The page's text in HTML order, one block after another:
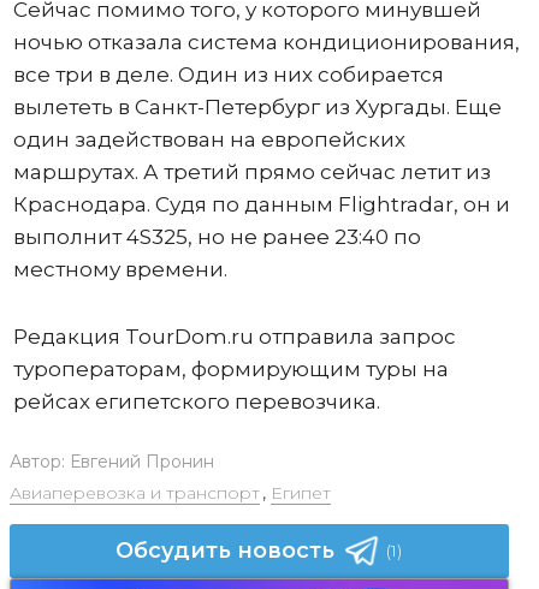
Сейчас помимо того, у которого минувшей
ночью отказала система кондиционирования,
все три в деле. Один из них собирается
вылететь в Санкт-Петербург из Хургады. Еще
один задействован на европейских
маршрутах. А третий прямо сейчас летит из
Краснодара. Судя по данным Flightradar, он и
выполнит 4S325, но не ранее 23:40 по
местному времени.
Редакция TourDom.ru отправила запрос
туроператорам, формирующим туры на
рейсах египетского перевозчика.
Автор: Евгений Пронин
Авиаперевозка и транспорт, Египет
Обсудить новость (1)